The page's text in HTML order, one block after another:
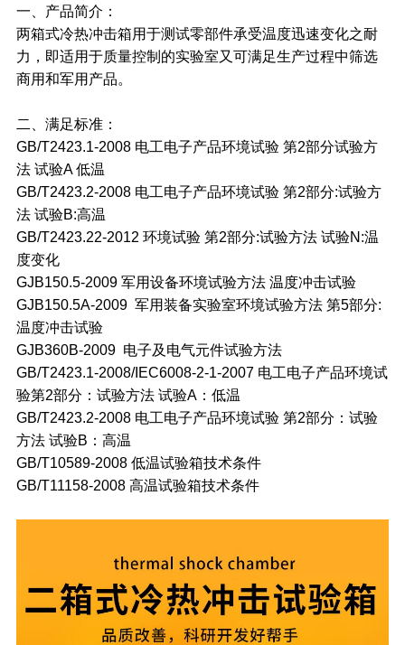
一、产品简介：
两箱式冷热冲击箱用于测试零部件承受温度迅速变化之耐
力，即适用于质量控制的实验室又可满足生产过程中筛选
商用和军用产品。
二、满足标准：
GB/T2423.1-2008 电工电子产品环境试验 第2部分试验方
法 试验A 低温
GB/T2423.2-2008 电工电子产品环境试验 第2部分:试验方
法 试验B:高温
GB/T2423.22-2012 环境试验 第2部分:试验方法 试验N:温
度变化
GJB150.5-2009 军用设备环境试验方法 温度冲击试验
GJB150.5A-2009 军用装备实验室环境试验方法 第5部分:
温度冲击试验
GJB360B-2009 电子及电气元件试验方法
GB/T2423.1-2008/IEC6008-2-1-2007 电工电子产品环境试
验第2部分：试验方法 试验A：低温
GB/T2423.2-2008 电工电子产品环境试验 第2部分：试验
方法 试验B：高温
GB/T10589-2008 低温试验箱技术条件
GB/T11158-2008 高温试验箱技术条件